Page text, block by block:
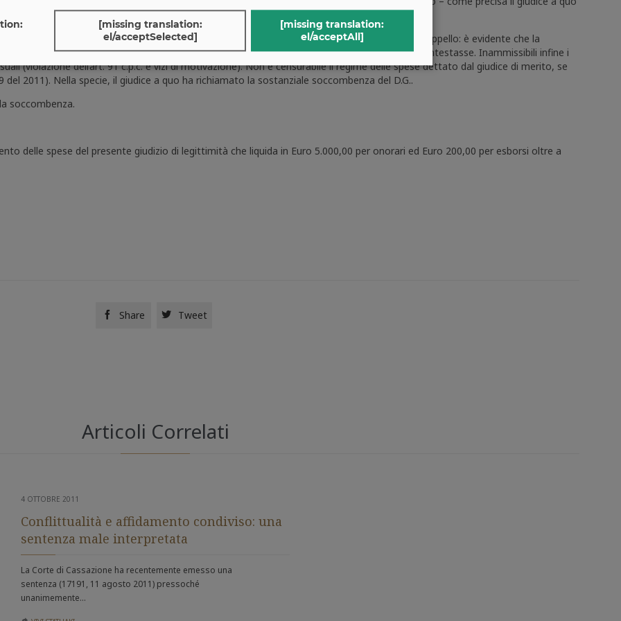
motivazione, con riferimento al diverso parere del Procuratore Generale presso la Corte d’Appello: è evidente che la
avviso rispetto alle conclusioni del P.G.; non era necessario che espressamente le contestasse. Inammissibili infine i
(violazione dell’art. 91 c.p.c. e vizi di motivazione). Non è censurabile il regime delle spese dettato dal giudice di merito, se
2011). Nella specie, il giudice a quo ha richiamato la sostanziale soccombenza del D.G..
soccombenza.
delle spese del presente giudizio di legittimità che liquida in Euro 5.000,00 per onorari ed Euro 200,00 per esborsi oltre a
 Share  Tweet
Articoli Correlati
4 OTTOBRE 2011
Conflittualità e affidamento condiviso: una
sentenza male interpretata
La Corte di Cassazione ha recentemente emesso una
sentenza (17191, 11 agosto 2011) pressoché
unanimemente…
[missing translation:
el/acceptSelected]
[missing translation:
el/acceptAll]